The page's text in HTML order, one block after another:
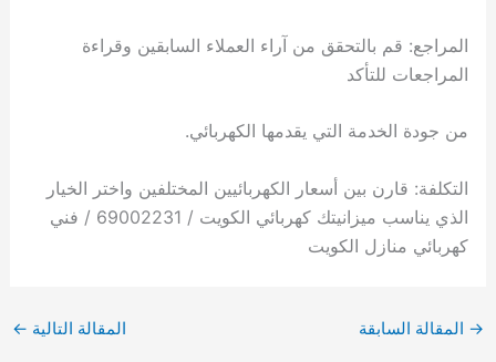
المراجع: قم بالتحقق من آراء العملاء السابقين وقراءة
المراجعات للتأكد
من جودة الخدمة التي يقدمها الكهربائي.
التكلفة: قارن بين أسعار الكهربائيين المختلفين واختر الخيار
الذي يناسب ميزانيتك كهربائي الكويت / 69002231 / فني
كهربائي منازل الكويت
→ المقالة السابقة المقالة التالية ←